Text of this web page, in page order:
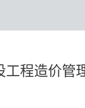
工程造价管